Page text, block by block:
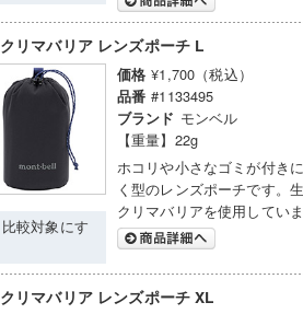
クリマバリア レンズポーチ L
比較対象にす
価格 ¥1,700（税込）
品番 #1133495
ブランド モンベル
【重量】22g
ホコリや小さなゴミが付き
く型のレンズポーチです。
クリマバリアを使用していま
クリマバリア レンズポーチ XL